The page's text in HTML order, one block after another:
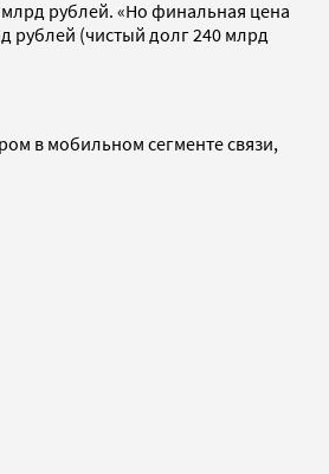
рублей. «Но финальная цена
рублей (чистый долг 240 млрд
в мобильном сегменте связи,